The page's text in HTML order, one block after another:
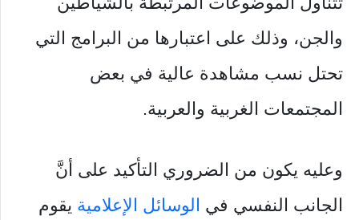
والجن، وذلك على اعتبارها من البرامج التي
تحتل نسب مشاهدة عالية في بعض
المجتمعات الغربية والعربية.
وعليه يكون من الضروري التأكيد على أنَّ
الجانب النفسي في الوسائل الإعلامية يقوم